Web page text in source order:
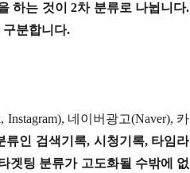
하는 것이 2차 분류로 나뉩니다.
구분합니다.
Instagram), 네이버광고(Naver), 카
류인 검색기록, 시청기록, 타임라
겟팅 분류가 고도화될 수밖에 없